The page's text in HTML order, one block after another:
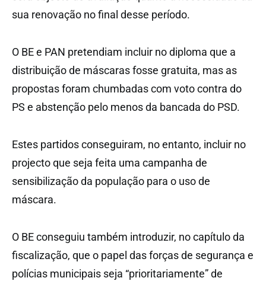
sua renovação no final desse período.
O BE e PAN pretendiam incluir no diploma que a
distribuição de máscaras fosse gratuita, mas as
propostas foram chumbadas com voto contra do
PS e abstenção pelo menos da bancada do PSD.
Estes partidos conseguiram, no entanto, incluir no
projecto que seja feita uma campanha de
sensibilização da população para o uso de
máscara.
O BE conseguiu também introduzir, no capítulo da
fiscalização, que o papel das forças de segurança e
polícias municipais seja “prioritariamente” de